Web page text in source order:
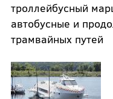
троллейбусный
автобусные и
трамвайных путей